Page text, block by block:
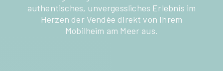
BUCHEN SIE
authentisches, unvergessliches Erlebnis im
Herzen der Vendée direkt von Ihrem
Mobilheim am Meer aus.